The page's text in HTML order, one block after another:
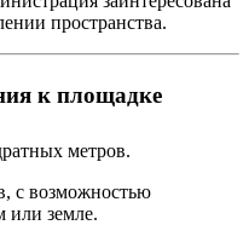
пространства.
к площадке
метров.
с возможностью
или земле.